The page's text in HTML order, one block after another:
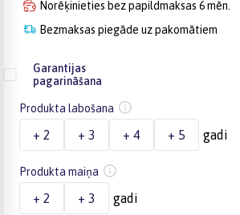
Norēķinieties bez papildmaksas 6 mēn.
Bezmaksas piegāde uz pakomātiem
Garantijas
pagarināšana
Produkta labošana
+ 2 + 3 + 4 + 5 gadi
Produkta maiņa
+ 2 + 3 gadi